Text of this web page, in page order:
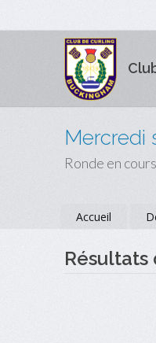
Mercredi
Ronde en
Accueil
Résultats